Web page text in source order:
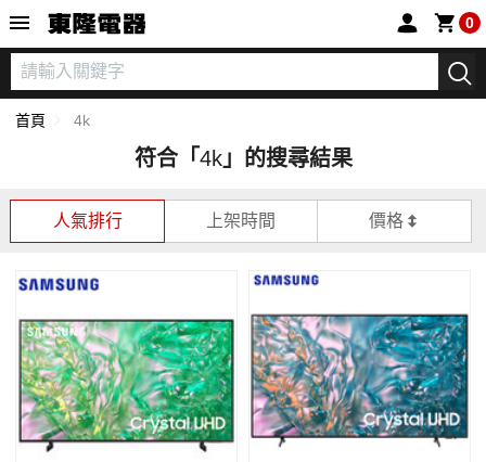
0
首頁 4k
符合「4k」的搜尋結果
人氣排行 上架時間 價格